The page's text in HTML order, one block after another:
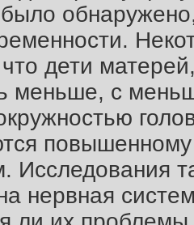
дети
меньше, с
Исследования
нервная